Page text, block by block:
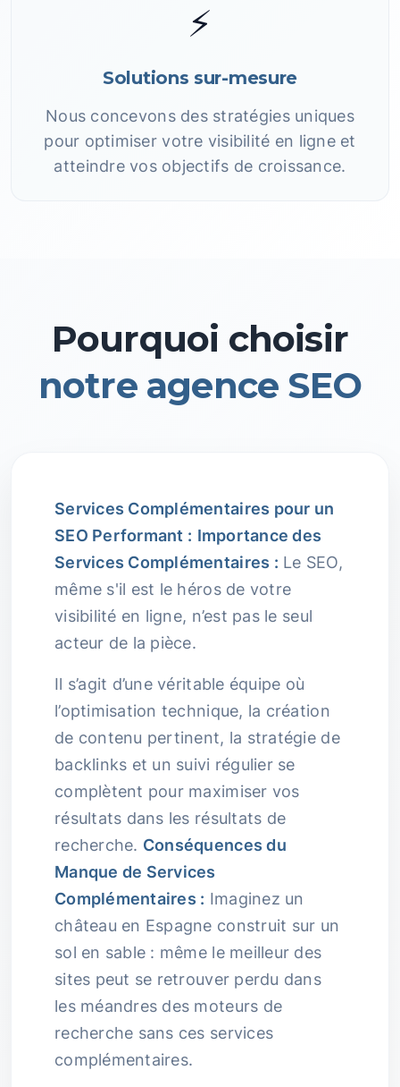
⚡
Solutions sur-mesure
Nous concevons des stratégies uniques
pour optimiser votre visibilité en ligne et
atteindre vos objectifs de croissance.
Pourquoi choisir
notre agence SEO
Services Complémentaires pour un
SEO Performant : Importance des
Services Complémentaires : Le SEO,
même s'il est le héros de votre
visibilité en ligne, n’est pas le seul
acteur de la pièce.
Il s’agit d’une véritable équipe où
l’optimisation technique, la création
de contenu pertinent, la stratégie de
backlinks et un suivi régulier se
complètent pour maximiser vos
résultats dans les résultats de
recherche. Conséquences du
Manque de Services
Complémentaires : Imaginez un
château en Espagne construit sur un
sol en sable : même le meilleur des
sites peut se retrouver perdu dans
les méandres des moteurs de
recherche sans ces services
complémentaires.